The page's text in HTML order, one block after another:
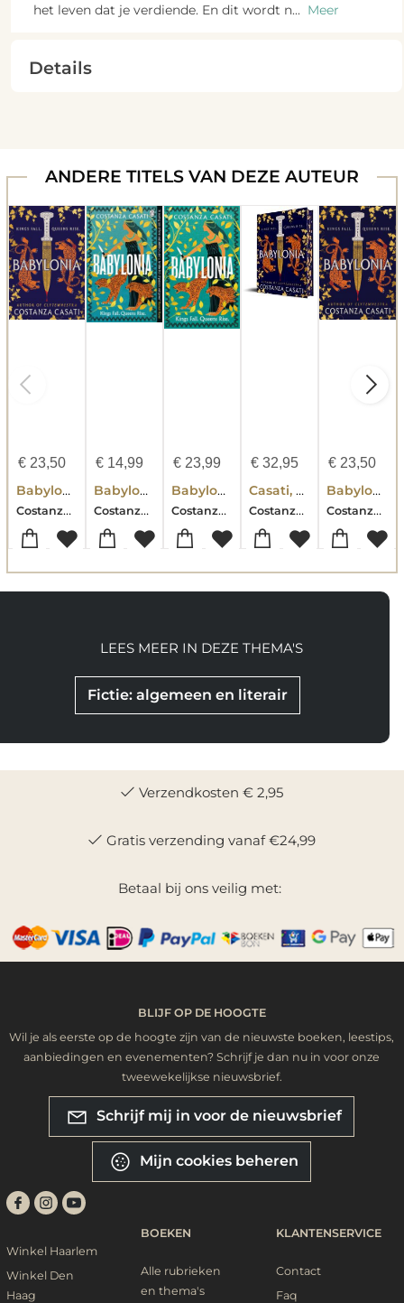
het leven dat je verdiende. En dit wordt n... Meer
Details
ANDERE TITELS VAN DEZE AUTEUR
€23,50
Babylonia (Standard Edition)
Costanza Casati
€14,99
Babylonia
Costanza Casati
€ 23,99
Babylonia
Costanza Casati
€ 32,95
Casati, C: Babylonia
Costanza Casati
€ 23,50
Babylonia (Deluxe Edition)
Costanza Casati
Fictie: algemeen en literair
LEES MEER IN DEZE THEMA'S
Verzendkosten € 2,95
Gratis verzending vanaf €24,99
Betaal bij ons veilig met:
BLIJF OP DE HOOGTE
Wil je als eerste op de hoogte zijn van de nieuwste boeken, leestips,
aanbiedingen en evenementen? Schrijf je dan nu in voor onze
tweewekelijkse nieuwsbrief.
Schrijf mij in voor de nieuwsbrief
Mijn cookies beheren
Winkel Haarlem
Winkel Den
Haag
BOEKEN
Alle rubrieken
en thema's
KLANTENSERVICE
Contact
Faq